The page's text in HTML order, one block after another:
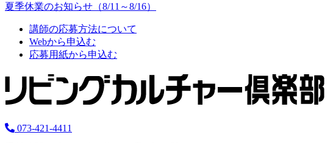
夏季休業のお知らせ（8/11～8/16）
講師の応募方法について
Webから申込む
応募用紙から申込む
073-421-4411